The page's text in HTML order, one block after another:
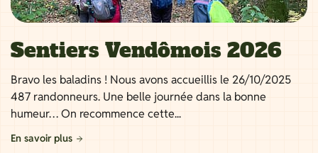
Sentiers Vendômois 2026
Bravo les baladins ! Nous avons accueillis le 26/10/2025
487 randonneurs. Une belle journée dans la bonne
humeur… On recommence cette...
En savoir plus